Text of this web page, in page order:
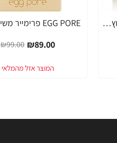
EGG PORE מסכה קירור לכיווץ נקבוביות 30 גרם - מבית Tony Moly
-10%
₪89.00
₪99.00